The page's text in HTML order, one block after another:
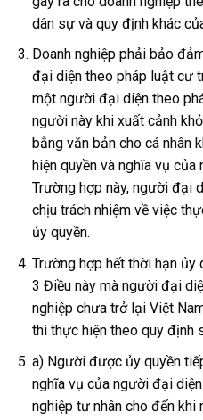
dân sự và quy định khác
Doanh nghiệp phải bảo
đại diện theo pháp luật cư
một người đại diện theo
người này khi xuất cảnh
bằng văn bản cho cá nhân
hiện quyền và nghĩa vụ
Trường hợp này, người đại
chịu trách nhiệm về việc
ủy quyền.
Trường hợp hết thời hạn ủy
3 Điều này mà người đại
nghiệp chưa trở lại Việt
thì thực hiện theo quy định
a) Người được ủy quyền
nghĩa vụ của người đại
nghiệp tư nhân cho đến